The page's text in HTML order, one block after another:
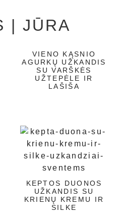
| JŪRA
VIENO KĄSNIO
AGURKŲ UŽKANDIS
SU VARŠKĖS
UŽTEPĖLE IR
LAŠIŠA
KEPTOS DUONOS
UŽKANDIS SU
KRIENŲ KREMU IR
SILKE